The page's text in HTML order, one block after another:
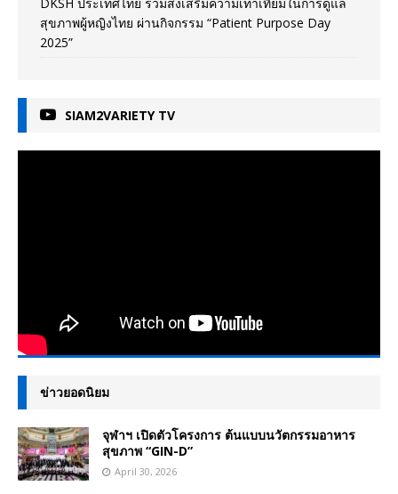
DKSH ประเทศไทย ร่วมส่งเสริมความเท่าเทียมในการดูแล
สุขภาพผู้หญิงไทย ผ่านกิจกรรม “Patient Purpose Day
2025”
SIAM2VARIETY TV
ข่าวยอดนิยม
จุฬาฯ เปิดตัวโครงการ ต้นแบบนวัตกรรมอาหาร
สุขภาพ “GIN-D”
April 30, 2026